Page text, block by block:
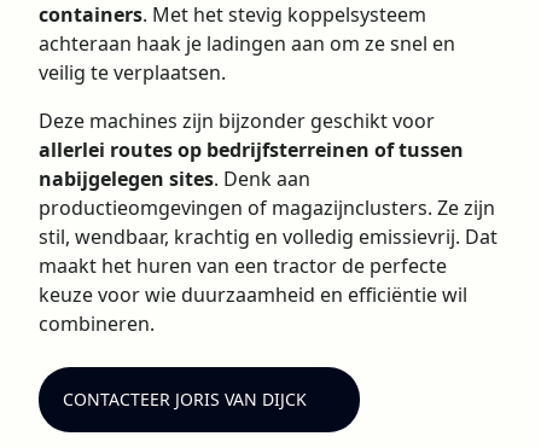
containers. Met het stevig koppelsysteem
achteraan haak je ladingen aan om ze snel en
veilig te verplaatsen.
Deze machines zijn bijzonder geschikt voor
allerlei routes op bedrijfsterreinen of tussen
nabijgelegen sites. Denk aan
productieomgevingen of magazijnclusters. Ze zijn
stil, wendbaar, krachtig en volledig emissievrij. Dat
maakt het huren van een tractor de perfecte
keuze voor wie duurzaamheid en efficiëntie wil
combineren.
CONTACTEER JORIS VAN DIJCK